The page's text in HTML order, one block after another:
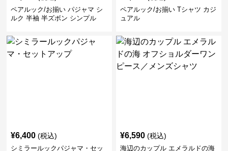
ペアルック/お揃い パジャマ シ
ルク 半袖 半ズボン シンプル
ペアルック/お揃い Tシャツ カジ
ュアル
¥6,400 (税込)
シミラールックパジャマ・セッ
¥6,590 (税込)
海辺のカップル エメラルドの海